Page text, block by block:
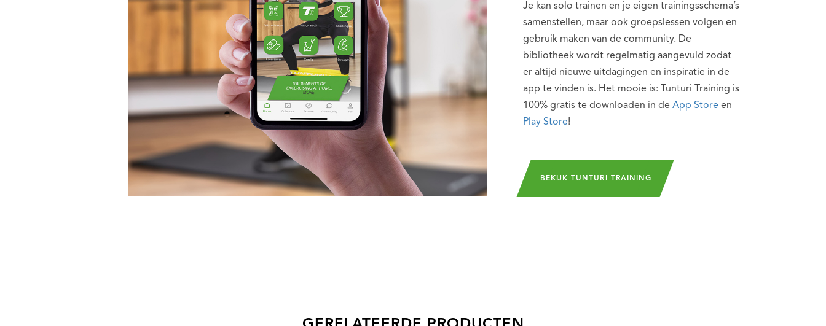
Je kan solo trainen en je eigen trainingsschema’s
samenstellen, maar ook groepslessen volgen en
gebruik maken van de community. De
bibliotheek wordt regelmatig aangevuld zodat
er altijd nieuwe uitdagingen en inspiratie in de
app te vinden is. Het mooie is: Tunturi Training is
100% gratis te downloaden in de App Store en
Play Store!
BEKIJK TUNTURI TRAINING